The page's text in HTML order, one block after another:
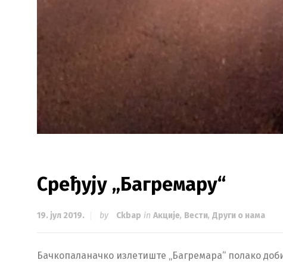
Сређују „Багремару“
19. јул 2019. by Ckbap in Акције, Вести, Други о нама
Бачкопаланачко излетиште „Багремара“ полако